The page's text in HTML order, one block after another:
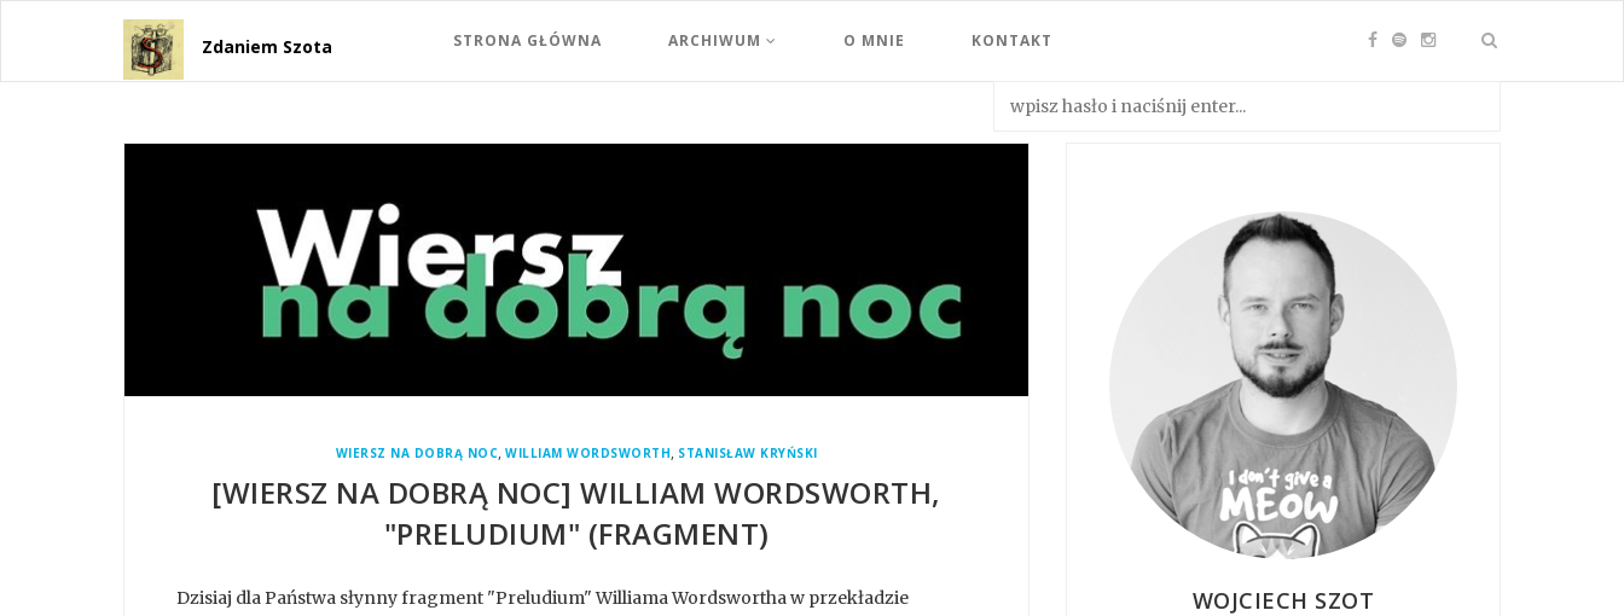
Zdaniem Szota STRONA GŁÓWNA ARCHIWUM O MNIE KONTAKT
WIERSZ NA DOBRĄ NOC, WILLIAM WORDSWORTH, STANISŁAW KRYŃSKI
[WIERSZ NA DOBRĄ NOC] WILLIAM WORDSWORTH,
"PRELUDIUM" (FRAGMENT)
Dzisiaj dla Państwa słynny fragment "Preludium" Williama Wordswortha w przekładzie
WOJCIECH SZOT